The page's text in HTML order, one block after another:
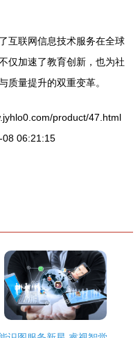
互联网信息技术服务在全球
仅加速了教育创新，也为社
质量提升的双重变革。
product/47.html
08 06:21:15